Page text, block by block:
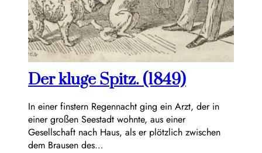
Der kluge Spitz. (1849)
In einer finstern Regennacht ging ein Arzt, der in
einer großen Seestadt wohnte, aus einer
Gesellschaft nach Haus, als er plötzlich zwischen
dem Brausen des…